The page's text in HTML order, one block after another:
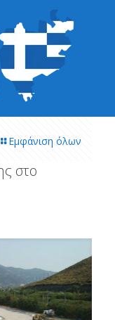
Εμφάνιση όλων
στο